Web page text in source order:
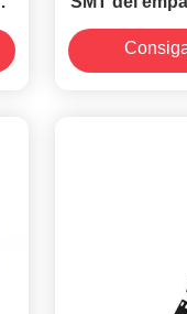
del
grapadora-